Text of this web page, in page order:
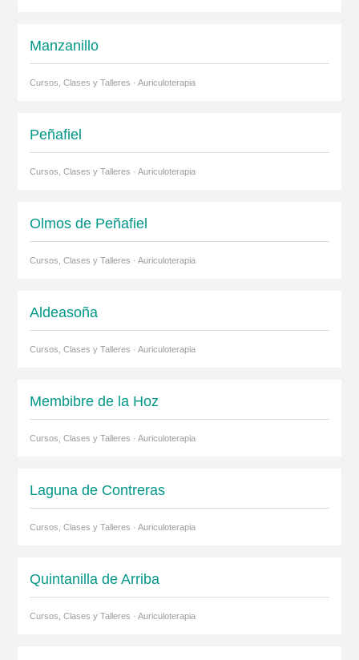
Manzanillo
Cursos, Clases y Talleres · Auriculoterapia
Peñafiel
Cursos, Clases y Talleres · Auriculoterapia
Olmos de Peñafiel
Cursos, Clases y Talleres · Auriculoterapia
Aldeasoña
Cursos, Clases y Talleres · Auriculoterapia
Membibre de la Hoz
Cursos, Clases y Talleres · Auriculoterapia
Laguna de Contreras
Cursos, Clases y Talleres · Auriculoterapia
Quintanilla de Arriba
Cursos, Clases y Talleres · Auriculoterapia